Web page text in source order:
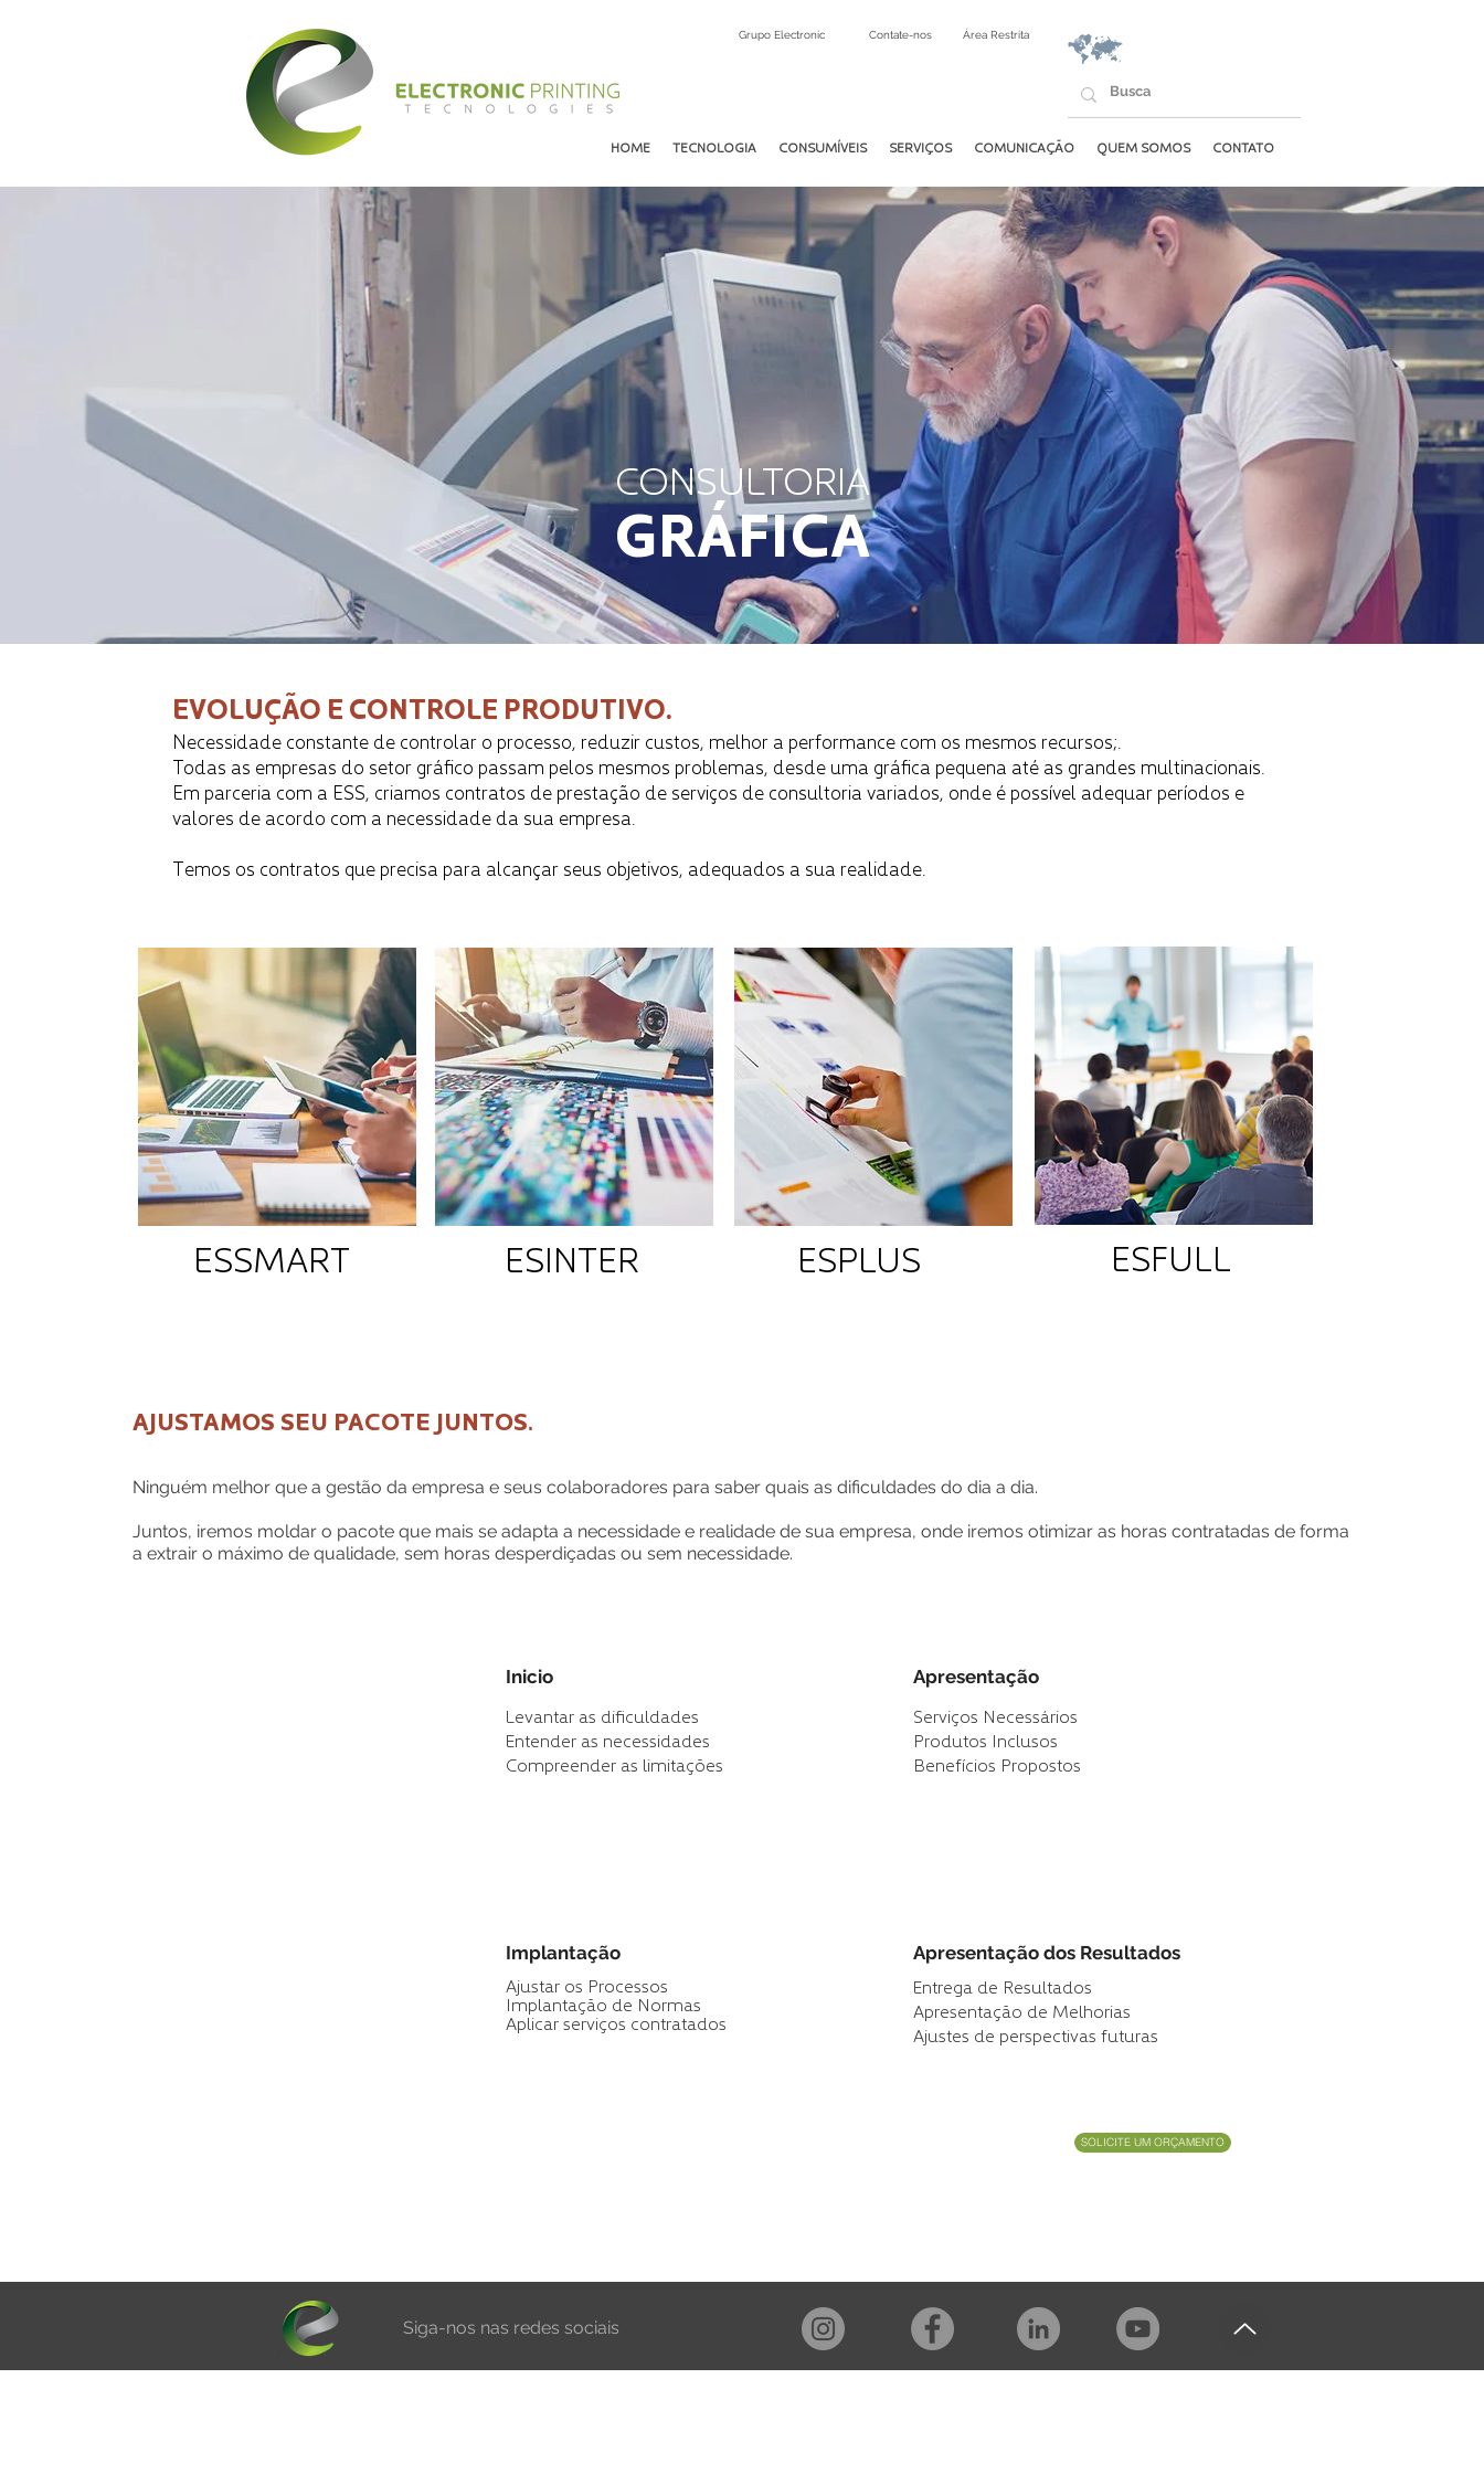
Grupo Electronic Contate-nos Área Restrita
HOME TECNOLOGIA CONSUMÍVEIS SERVIÇOS COMUNICAÇÃO QUEM SOMOS CONTATO
CONSULTORIA
GRÁFICA
EVOLUÇÃO E CONTROLE PRODUTIVO.
Necessidade constante de controlar o processo,​ reduzir custos, melhor a performance com os mesmos recursos;.
Todas as empresas do setor gráfico passam pelos mesmos problemas, desde uma gráfica pequena até as grandes multinacionais.
Em parceria com a ESS, criamos contratos de prestação de serviços de consultoria variados, onde é possível adequar períodos e
valores de acordo com a necessidade da sua empresa.
Temos os contratos que precisa para alcançar seus objetivos, adequados a sua realidade.
ESSMART ESINTER ESPLUS ESFULL
AJUSTAMOS SEU PACOTE JUNTOS.
Ninguém melhor que a gestão da empresa e seus colaboradores para saber quais as dificuldades do dia a dia.
Juntos, iremos moldar o pacote que mais se adapta a necessidade e realidade de sua empresa, onde iremos otimizar as horas contratadas de forma
a extrair o máximo de qualidade, sem horas desperdiçadas ou sem necessidade.
Inicio Apresentação
Levantar as dificuldades
Entender as necessidades
Compreender as limitações
Serviços Necessários
Produtos Inclusos
Benefícios Propostos
Implantação
Ajustar os Processos
Implantação de Normas
Aplicar serviços contratados
Apresentação dos Resultados
Entrega de Resultados
Apresentação de Melhorias
Ajustes de perspectivas futuras
SOLICITE UM ORÇAMENTO
Siga-nos nas redes sociais